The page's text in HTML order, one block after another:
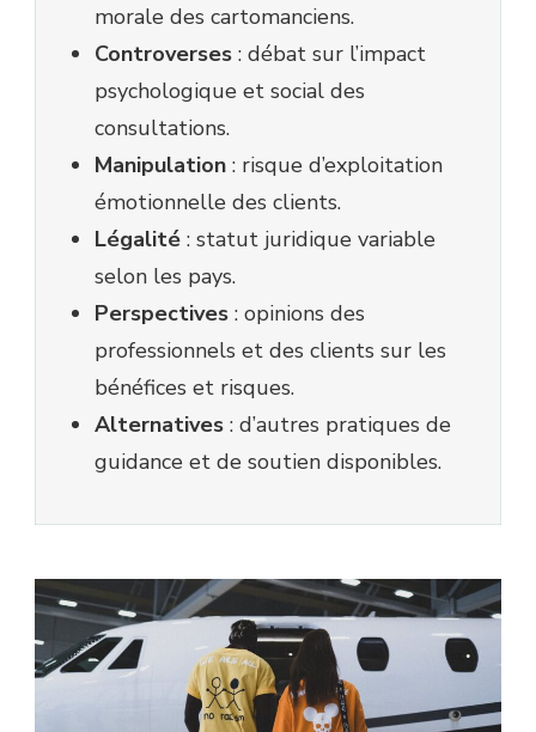
morale des cartomanciens.
Controverses : débat sur l’impact
psychologique et social des
consultations.
Manipulation : risque d’exploitation
émotionnelle des clients.
Légalité : statut juridique variable
selon les pays.
Perspectives : opinions des
professionnels et des clients sur les
bénéfices et risques.
Alternatives : d’autres pratiques de
guidance et de soutien disponibles.